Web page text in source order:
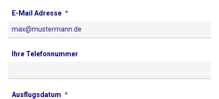
E-Mail Adresse
Ihre Telefonnummer
Ausflugsdatum